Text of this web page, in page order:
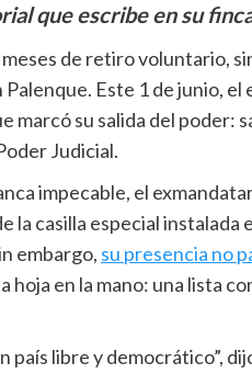
que escribe en su
de retiro voluntario,
Palenque. Este 1 de junio,
marcó su salida del poder:
Judicial.
impecable, el
la casilla especial
embargo, su presencia no
hoja en la mano: una lista
país libre y democrático”,